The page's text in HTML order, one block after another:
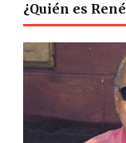
¿Quién es